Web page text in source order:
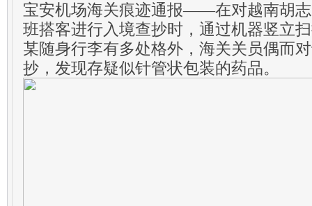
宝安机场海关痕迹通报——在对越南胡
班搭客进行入境查抄时，通过机器竖立
某随身行李有多处格外，海关关员偶而
抄，发现存疑似针管状包装的药品。